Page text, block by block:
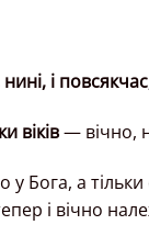
і повсякчас,
віків— вічно,
у Бога, а
і вічно